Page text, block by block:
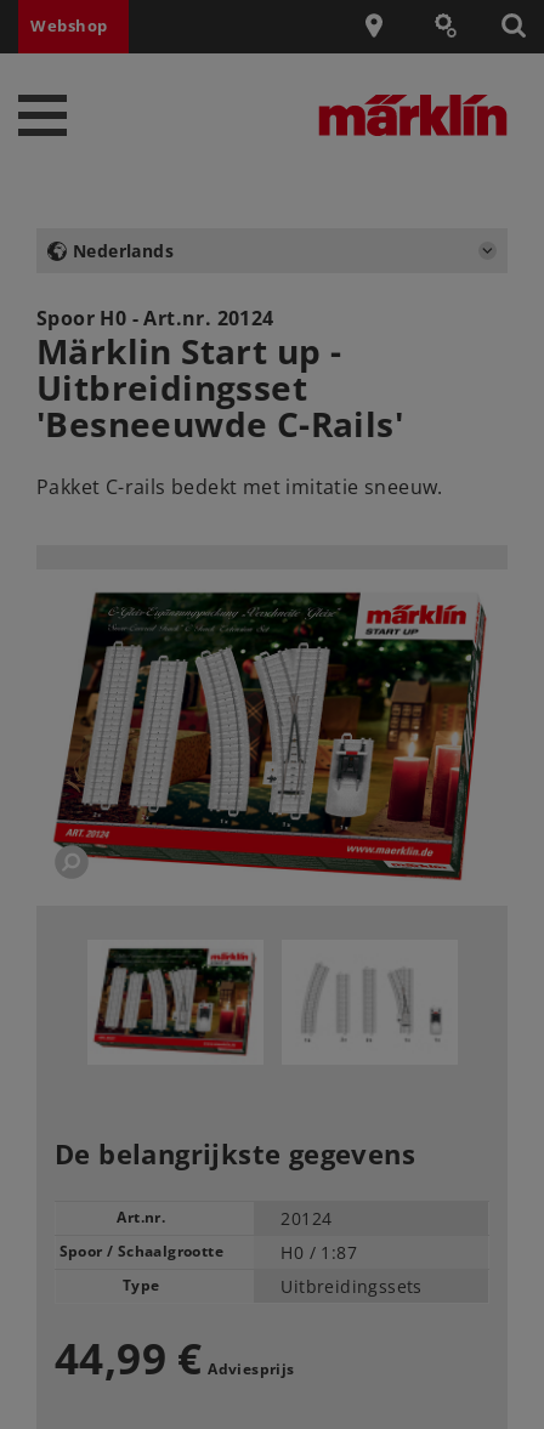
Webshop
Nederlands
Spoor H0 - Art.nr. 20124
Märklin Start up -
Uitbreidingsset
'Besneeuwde C-Rails'
Pakket C-rails bedekt met imitatie sneeuw.
De belangrijkste gegevens
Art.nr. 20124
Spoor / Schaalgrootte H0 / 1:87
Type Uitbreidingssets
44,99 € Adviesprijs